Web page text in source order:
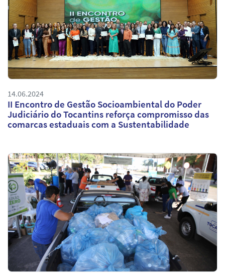
14.06.2024
II Encontro de Gestão Socioambiental do Poder
Judiciário do Tocantins reforça compromisso das
comarcas estaduais com a Sustentabilidade